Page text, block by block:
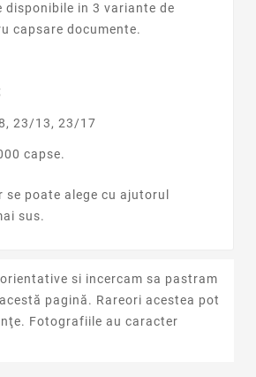
disponibile in 3 variante de
capsare documente.
23/13, 23/17
capse.
se poate alege cu ajutorul
sus.
si incercam sa pastram
pagină. Rareori acestea pot
Fotografiile au caracter